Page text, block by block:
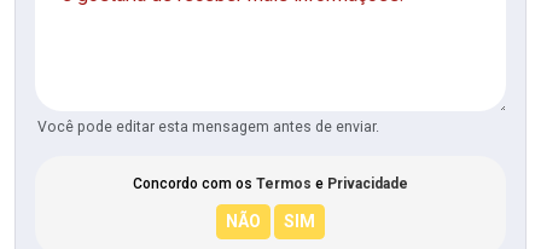
Você pode editar esta mensagem antes de enviar.
Concordo com os Termos e Privacidade